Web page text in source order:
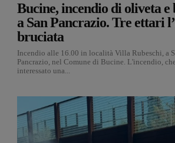
Bucine, incendio di oliveta e
a San Pancrazio. Tre ettari
bruciata
Incendio alle 16.00 in località Villa Rubeschi, a
Pancrazio, nel Comune di Bucine. L'incendio,
interessato una...